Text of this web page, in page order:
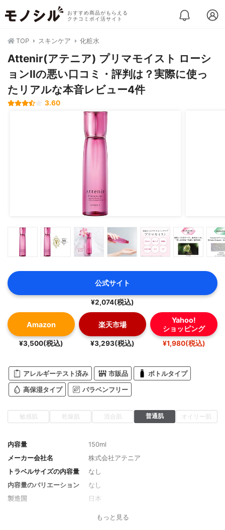
おすすめ商品がもらえる
クチコミポイ活サイト
TOP スキンケア 化粧水
Attenir(アテニア) プリマモイスト ローシ
ョンIIの悪い口コミ・評判は？実際に使っ
たリアルな本音レビュー4件
3.60
公式サイト
¥2,074(税込)
Amazon
¥3,500(税込)
楽天市場
¥3,293(税込)
Yahoo!
ショッピング
¥1,980(税込)
アレルギーテスト済み 市販品 ボトルタイプ
高保湿タイプ パラベンフリー
敏感肌 乾燥肌 混合肌 普通肌 オイリー肌
内容量
150ml
メーカー会社名
株式会社アテニア
トラベルサイズの内容量
なし
内容量のバリエーション
なし
製造国
日本
ノバラを基調としたアロマの香り
もっと見る